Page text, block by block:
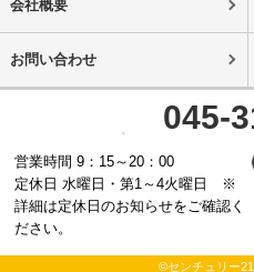
会社概要
お問い合わせ
045-
営業時間 9：15～20：00
定休日 水曜日・第1～4火曜日 ※
詳細は定休日のお知らせをご確認く
ださい。
©センチュリー